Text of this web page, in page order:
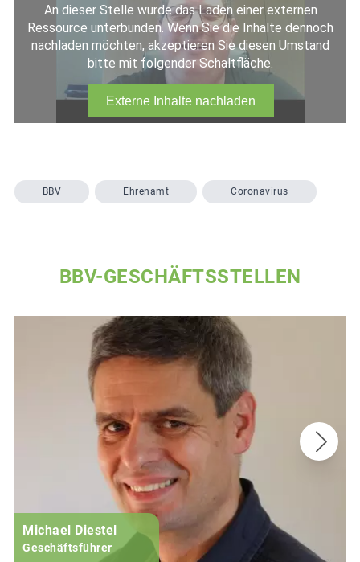
BBV Ehrenamt Coronavirus
BBV-GESCHÄFTSSTELLEN
Michael Diestel
Geschäftsführer